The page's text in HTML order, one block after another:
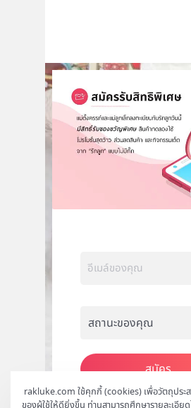
rakluke.com ใช้คุกกี้ (cookies) เพื่อวัตถุปร
ของผู้ใช้ให้ดียิ่งขึ้น ท่านสามารถศึกษารายละเอียด
สมัคร